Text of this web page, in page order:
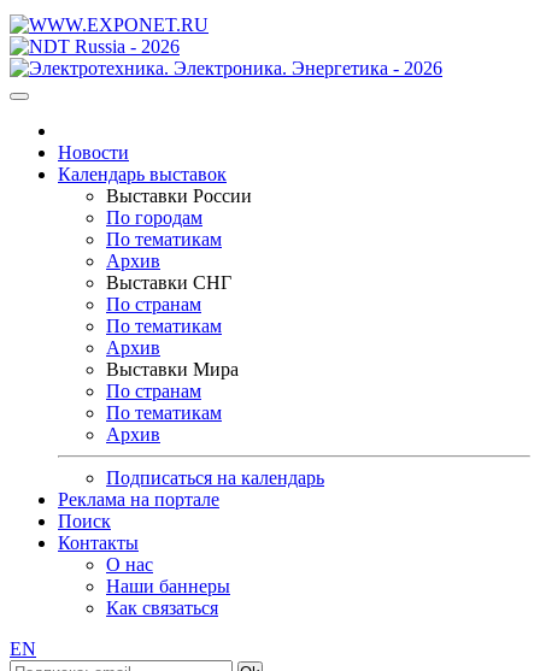
Новости
Календарь выставок
Выставки России
По городам
По тематикам
Архив
Выставки СНГ
По странам
По тематикам
Архив
Выставки Мира
По странам
По тематикам
Архив
Подписаться на календарь
Реклама на портале
Поиск
Контакты
О нас
Наши баннеры
Как связаться
EN